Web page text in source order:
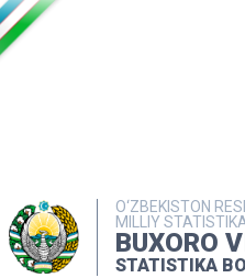
O‘ZBEKISTON
MILLIY
BUXORO
STATISTIKA